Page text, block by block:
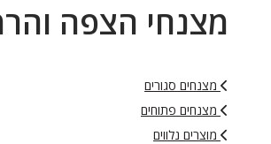
מצנחי הצפה
מצנחים סגורים
מצנחים פתוחים
מוצרים נלווים